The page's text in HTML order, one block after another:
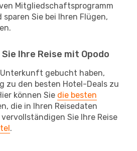
Mitgliedschaftsprogramm
sparen Sie bei Ihren Flügen,
Ihre Reise mit Opodo
Unterkunft gebucht haben,
zu den besten Hotel-Deals zu
können Sie die besten
die in Ihren Reisedaten
Sie Ihre Reise
.